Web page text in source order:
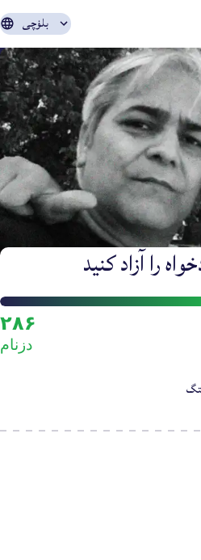
بلۏچی
را آزاد کنید
۲۸۶
دزنام